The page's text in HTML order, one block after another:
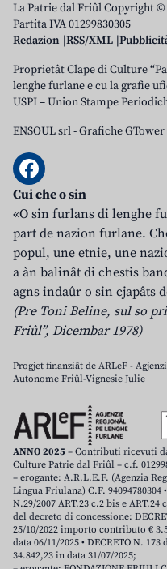
La Patrie dal Friûl Copyright
Partita IVA 01299830305
Redazion RSS/XML
Proprietât Clape di Culture
lenghe furlane e cu la grafie
USPI – Union Stampe
ENSOUL srl-Grafiche GTower
Cui che o sin
«O sin furlans di lenghe
part de nazion furlane.
popul, une etnie, une
a àn balinât di chestis
agns indaûr o sin cjapâts
(Pre Toni Beline, sul so
Friûl”, Dicembar 1978)
Progjet finanziât de ARLeF -
Autonome Friûl-Vignesie Julie
ANNO 2025 – Contributi ricevuti
Culture Patrie dal Friûl – c.f.
– erogante: A.R.L.E.F. (Agenzia
Lingua Friulana) C.F.
N.29/2007 ART.23 c.2 bis e ART.24
del decreto di concessione:
25/10/2022 importo contributo €
data 06/11/2025 • DECRETO N. 173
34.842,23 in data 31/07/2025;